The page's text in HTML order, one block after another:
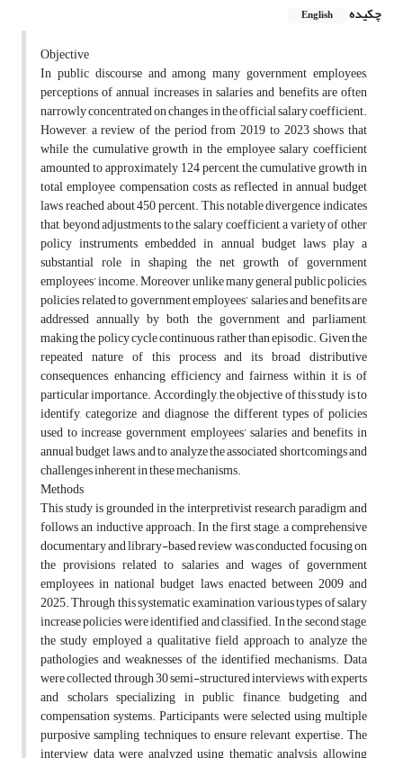
چکیده
English
Objective
In public discourse and among many government employees,
perceptions of annual increases in salaries and benefits are often
narrowly concentrated on changes in the official salary coefficient.
However, a review of the period from 2019 to 2023 shows that
while the cumulative growth in the employee salary coefficient
amounted to approximately 124 percent, the cumulative growth in
total employee compensation costs as reflected in annual budget
laws reached about 450 percent. This notable divergence indicates
that, beyond adjustments to the salary coefficient, a variety of other
policy instruments embedded in annual budget laws play a
substantial role in shaping the net growth of government
employees’ income. Moreover, unlike many general public policies,
policies related to government employees’ salaries and benefits are
addressed annually by both the government and parliament,
making the policy cycle continuous rather than episodic. Given the
repeated nature of this process and its broad distributive
consequences, enhancing efficiency and fairness within it is of
particular importance. Accordingly, the objective of this study is to
identify, categorize, and diagnose the different types of policies
used to increase government employees’ salaries and benefits in
annual budget laws, and to analyze the associated shortcomings and
challenges inherent in these mechanisms.
Methods
This study is grounded in the interpretivist research paradigm and
follows an inductive approach. In the first stage, a comprehensive
documentary and library-based review was conducted, focusing on
the provisions related to salaries and wages of government
employees in national budget laws enacted between 2009 and
2025. Through this systematic examination, various types of salary
increase policies were identified and classified. In the second stage,
the study employed a qualitative field approach to analyze the
pathologies and weaknesses of the identified mechanisms. Data
were collected through 30 semi-structured interviews with experts
and scholars specializing in public finance, budgeting, and
compensation systems. Participants were selected using multiple
purposive sampling techniques to ensure relevant expertise. The